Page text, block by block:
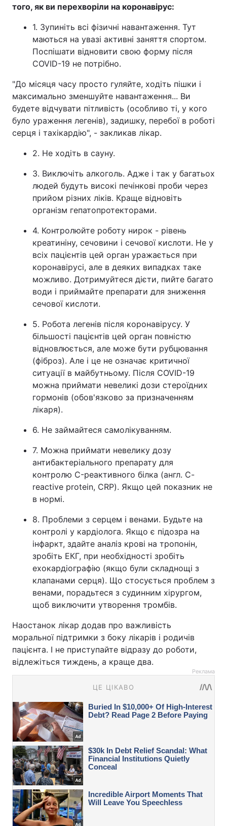
того, як ви перехворіли на коронавірус:
1. Зупиніть всі фізичні навантаження. Тут
маються на увазі активні заняття спортом.
Поспішати відновити свою форму після
COVID-19 не потрібно.
"До місяця часу просто гуляйте, ходіть пішки і
максимально зменшуйте навантаження... Ви
будете відчувати пітливість (особливо ті, у кого
було ураження легенів), задишку, перебої в роботі
серця і тахікардію", - закликав лікар.
2. Не ходіть в сауну.
3. Виключіть алкоголь. Адже і так у багатьох
людей будуть високі печінкові проби через
прийом різних ліків. Краще відновіть
організм гепатопротекторами.
4. Контролюйте роботу нирок - рівень
креатиніну, сечовини і сечової кислоти. Не у
всіх пацієнтів цей орган уражається при
коронавірусі, але в деяких випадках таке
можливо. Дотримуйтеся дієти, пийте багато
води і приймайте препарати для зниження
сечової кислоти.
5. Робота легенів після коронавірусу. У
більшості пацієнтів цей орган повністю
відновлюється, але може бути рубцювання
(фіброз). Але і це не означає критичної
ситуації в майбутньому. Після COVID-19
можна приймати невеликі дози стероїдних
гормонів (обов'язково за призначенням
лікаря).
6. Не займайтеся самолікуванням.
7. Можна приймати невелику дозу
антибактеріального препарату для
контролю C-реактивного білка (англ. C-
reactive protein, CRP). Якщо цей показник не
в нормі.
8. Проблеми з серцем і венами. Будьте на
контролі у кардіолога. Якщо є підозра на
інфаркт, здайте аналіз крові на тропонін,
зробіть ЕКГ, при необхідності зробіть
ехокардіографію (якщо були складнощі з
клапанами серця). Що стосується проблем з
венами, порадьтеся з судинним хірургом,
щоб виключити утворення тромбів.
Наостанок лікар додав про важливість
моральної підтримки з боку лікарів і родичів
пацієнта. І не приступайте відразу до роботи,
відлежіться тиждень, а краще два.
Реклама